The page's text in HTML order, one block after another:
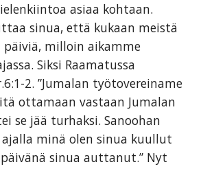
asiaa kohtaan.
sinua, että kukaan meistä
milloin aikamme
Siksi Raamatussa
2. ”Jumalan työtovereiname
ottamaan vastaan Jumalan
se jää turhaksi. Sanoohan
ajalla minä olen sinua kuullut
sinua auttanut.” Nyt